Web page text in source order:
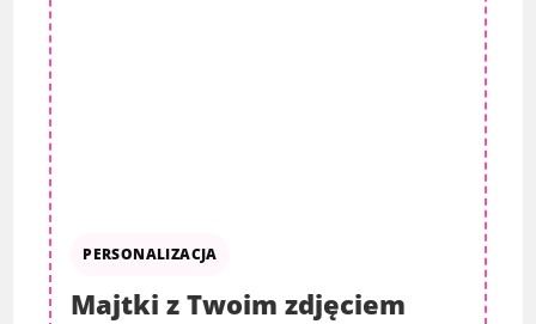
PERSONALIZACJA
Majtki z Twoim zdjęciem